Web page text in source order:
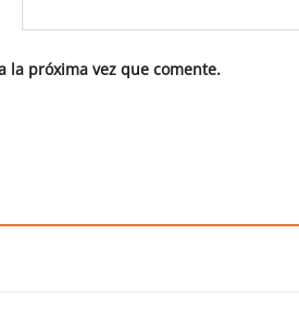
la próxima vez que comente.